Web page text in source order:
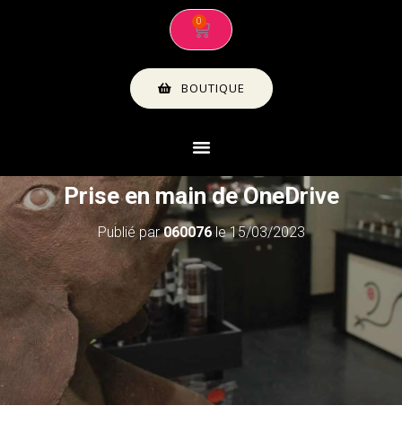
BOUTIQUE
Prise en main de OneDrive
Publié par060076le15/03/2023